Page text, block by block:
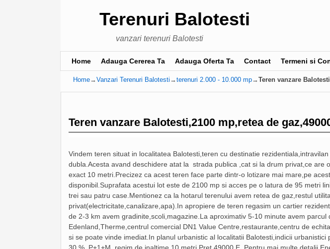
Terenuri Balotesti
vanzari terenuri Balotesti
Skip to primary content
Skip to secondary content
Home Adauga Cererea Ta Adauga Oferta Ta Contact Termeni si
Home→Vanzari Terenuri Balotesti →terenuri 2.000 - 10.000 mp→Teren vanzare
Teren vanzare Balotesti,2100 mp,retea de
Vindem teren situat in localitatea Balotesti,teren cu destinatie
dubla.Acesta avand deschidere atat la strada publica ,cat si la drum privat,ce are
exact 10 metri.Precizez ca acest teren face parte dintr-o lotizare mai mare,pe
disponibil.Suprafata acestui lot este de 2100 mp si acces pe o latura de 95 metri
trei sau patru case.Mentionez ca la hotarul terenului avem retea de gaz,restul
privat(electricitate,canalizare,apa).In apropiere de teren regasim un cartier
de 2-3 km avem gradinite,scoli,magazine.La aproximativ 5-10 minute avem parcul
Edenland,Therme,centrul comercial DN1 Value Centre,restaurante,centru de
si se poate vinde imediat.In planul urbanistic al localitatii Balotesti,indicii